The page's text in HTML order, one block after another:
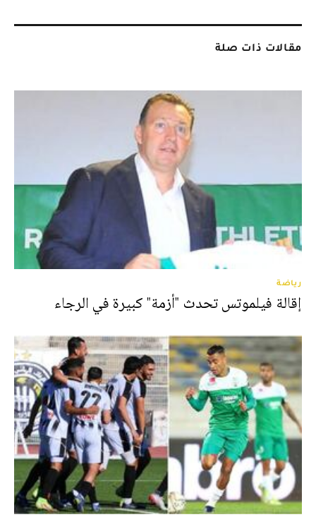
مقالات ذات صلة
رياضة
إقالة فيلموتس تحدث "أزمة" كبيرة في الرجاء